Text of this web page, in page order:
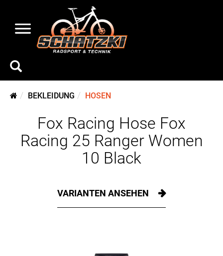
BEKLEIDUNG HOSEN
Fox Racing Hose Fox
Racing 25 Ranger Women
10 Black
VARIANTEN ANSEHEN